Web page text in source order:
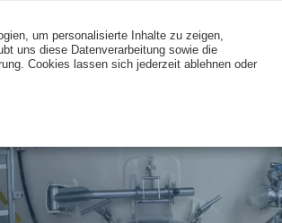
um personalisierte Inhalte zu zeigen,
uns diese Datenverarbeitung sowie die
Cookies lassen sich jederzeit ablehnen oder